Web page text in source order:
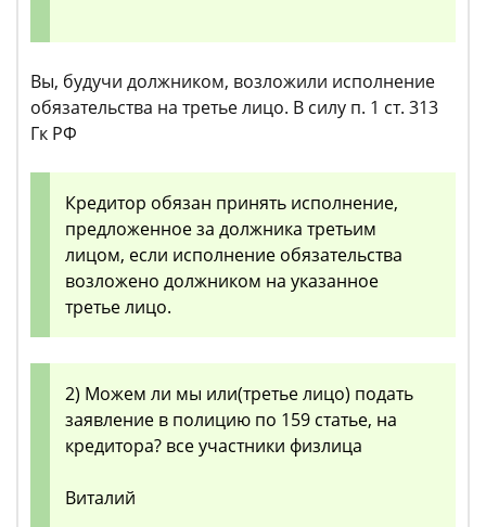
Вы, будучи должником, возложили исполнение
обязательства на третье лицо. В силу п. 1 ст. 313
Гк РФ
Кредитор обязан принять исполнение,
предложенное за должника третьим
лицом, если исполнение обязательства
возложено должником на указанное
третье лицо.
2) Можем ли мы или(третье лицо) подать
заявление в полицию по 159 статье, на
кредитора? все участники физлица
Виталий